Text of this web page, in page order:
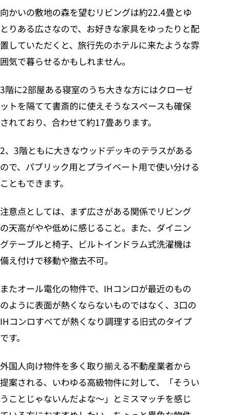
向かいの敷地の森を望むリビングは約22.4畳とゆ
とりある広さなので、お好きな家具をゆったりと配
置していただくと、旅行先のホテルに来たような雰
囲気で暮らせるかもしれません。
3階に2部屋ある寝室のうち大きな方にはクローゼ
ットを隔てて書斎的に使えそうなスペースも確保
されており、合わせて約17畳あります。
2、3階ともに大きなウッドデッキのテラスがある
ので、パブリック用とプライベート用で使い分ける
こともできます。
注意点としては、まず広さがある関係でリビング
の天高がやや低めに感じること。また、ダイニン
グテーブルと椅子、ビルトインドラム式洗濯機は
備え付けで移動や撤去不可。
またオール電化の物件で、IHコンロが最近のもの
のように表面が熱くならないものではなく、3口の
IHコンロすべてが熱くなり調理する旧式のタイプ
です。
外国人向け物件を多く取り揃える不動産業者から
提案される、いわゆる高級物件に対して、「そうい
うことじゃないんだよな～」とミスマッチを感じ